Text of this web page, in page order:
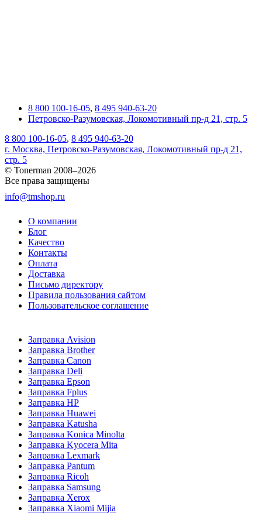
8 800 100-16-05, 8 495 940-63-20
Петровско-Разумовская, Локомотивный пр-д 21, стр. 5
8 800 100-16-05, 8 495 940-63-20
г. Москва, Петровско-Разумовская, Локомотивный пр-д 21,
стр. 5
© Tonerman 2008–2026
Все права защищены
info@tmshop.ru
О компании
Блог
Качество
Контакты
Оплата
Доставка
Письмо директору
Правила пользования сайтом
Пользовательское соглашение
Заправка Avision
Заправка Brother
Заправка Canon
Заправка Deli
Заправка Epson
Заправка Fplus
Заправка HP
Заправка Huawei
Заправка Katusha
Заправка Konica Minolta
Заправка Kyocera Mita
Заправка Lexmark
Заправка Pantum
Заправка Ricoh
Заправка Samsung
Заправка Xerox
Заправка Xiaomi Mijia